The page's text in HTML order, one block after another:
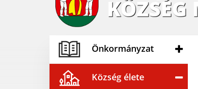
Önkormányzat
Község élete